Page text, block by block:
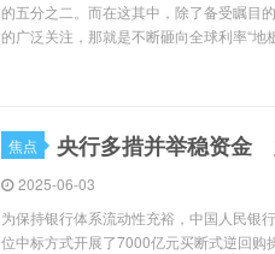
的五分之二。而在这其中，除了备受瞩目
的广泛关注，那就是不断砸向全球利率“地
焦点 央行多措并举稳资金
2025-06-03
为保持银行体系流动性充裕，中国人民银
位中标方式开展了7000亿元买断式逆回购